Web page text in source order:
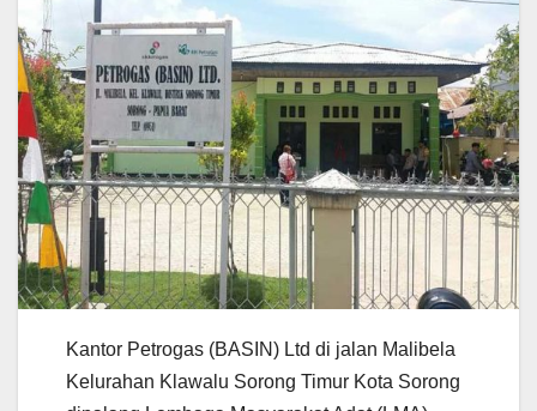
Kantor Petrogas (BASIN) Ltd di jalan Malibela
Kelurahan Klawalu Sorong Timur Kota Sorong